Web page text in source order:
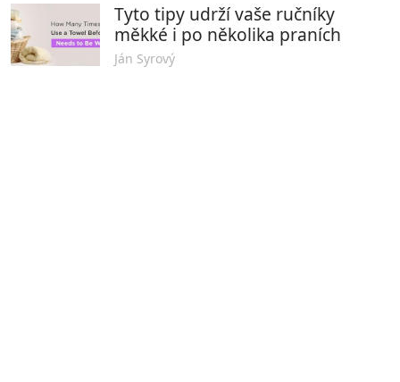
Tyto tipy udrží vaše ručníky
měkké i po několika praních
Ján Syrový